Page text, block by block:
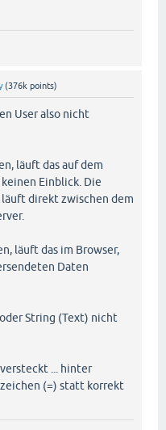
(376k points)
User also nicht
läuft das auf dem
Einblick. Die
direkt zwischen dem
läuft das im Browser,
Daten
String (Text) nicht
... hinter
(=) statt korrekt